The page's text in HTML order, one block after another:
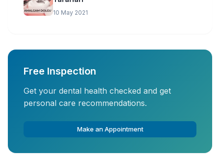
10 May 2021
Free Inspection
Get your dental health checked and get
personal care recommendations.
Make an Appointment